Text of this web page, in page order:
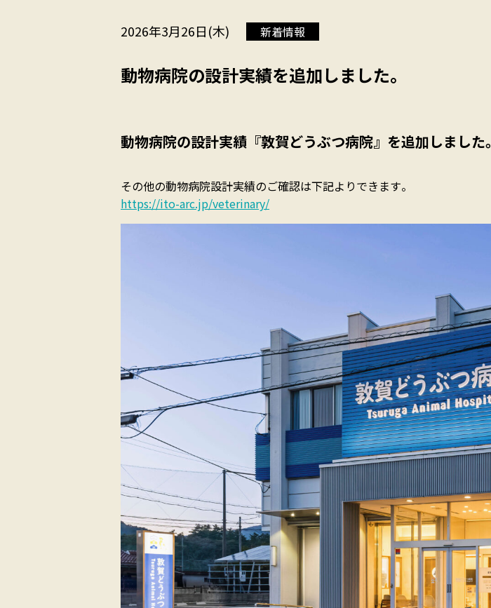
2026年3月26日(木) 新着情報
動物病院の設計実績を追加しました。
動物病院の設計実績『敦賀どうぶつ病院』を追加しました。
その他の動物病院設計実績のご確認は下記よりできます。
https://ito-arc.jp/veterinary/